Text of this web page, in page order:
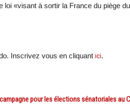
loi «visant à sortir la France du piège
Inscrivez vous en cliquant ici.
pour les élections sénatoriales au